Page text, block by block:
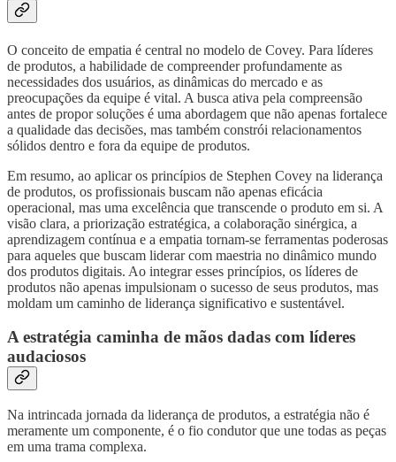
O conceito de empatia é central no modelo de Covey. Para líderes
de produtos, a habilidade de compreender profundamente as
necessidades dos usuários, as dinâmicas do mercado e as
preocupações da equipe é vital. A busca ativa pela compreensão
antes de propor soluções é uma abordagem que não apenas fortalece
a qualidade das decisões, mas também constrói relacionamentos
sólidos dentro e fora da equipe de produtos.
Em resumo, ao aplicar os princípios de Stephen Covey na liderança
de produtos, os profissionais buscam não apenas eficácia
operacional, mas uma excelência que transcende o produto em si. A
visão clara, a priorização estratégica, a colaboração sinérgica, a
aprendizagem contínua e a empatia tornam-se ferramentas poderosas
para aqueles que buscam liderar com maestria no dinâmico mundo
dos produtos digitais. Ao integrar esses princípios, os líderes de
produtos não apenas impulsionam o sucesso de seus produtos, mas
moldam um caminho de liderança significativo e sustentável.
A estratégia caminha de mãos dadas com líderes
audaciosos
Na intrincada jornada da liderança de produtos, a estratégia não é
meramente um componente, é o fio condutor que une todas as peças
em uma trama complexa.